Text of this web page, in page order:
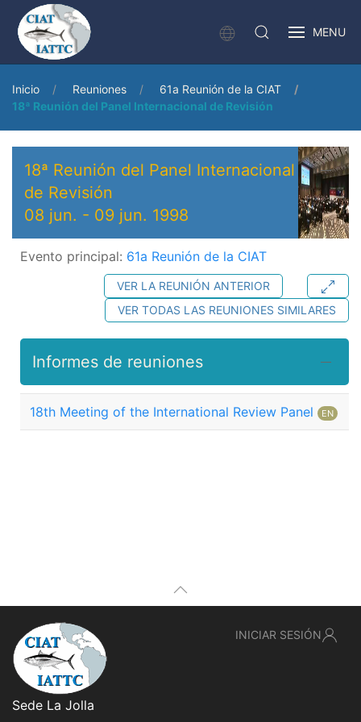
MENU
Inicio Reuniones
61a Reunión de la CIAT
18ª Reunión del Panel Internacional de Revisión
18ª Reunión del Panel Internacional
de Revisión
08 jun. - 09 jun. 1998
Evento principal: 61a Reunión de la CIAT
VER LA REUNIÓN ANTERIOR
VER TODAS LAS REUNIONES SIMILARES
Informes de reuniones
18th Meeting of the International Review Panel EN
Sede La Jolla
INICIAR SESIÓN